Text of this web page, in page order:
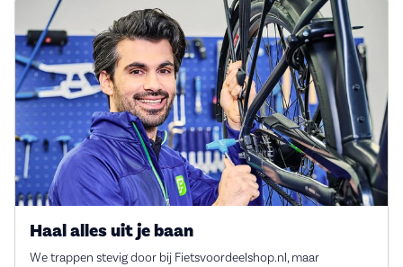
Haal alles uit je baan
We trappen stevig door bij Fietsvoordeelshop.nl, maar